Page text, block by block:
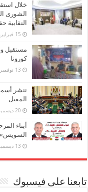
خلال
الشورى
15 فبراير، 2024
مستقبل
كورونا
13 نوفمبر، 2021
المقبل
20 ديسمبر، 2020
أبناء
السويس»
13 ديسمبر، 2020
تابعنا على فيسبوك